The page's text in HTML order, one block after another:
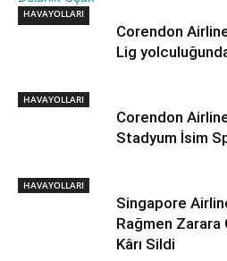
HAVAYOLLARI
HAVAYOLLARI
Corendon
Lig
HAVAYOLLARI
Corendon
Stadyum İsim
HAVAYOLLARI
Singapore
Rağmen Zarara
Kârı Sildi